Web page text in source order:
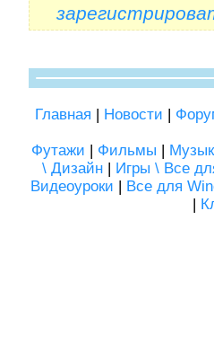
Главная | Новости |
Футажи | Фильмы |
\ Дизайн | Игры \ Все
Видеоуроки | Все для
|